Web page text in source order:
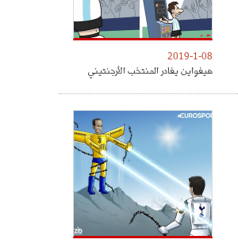
2019-1-08
هيغواين يغادر المنتخب الأرجنتيني